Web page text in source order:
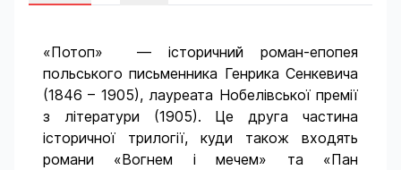
«Потоп» — історичний роман-епопея
польського письменника Генрика Сенкевича
(1846 – 1905), лауреата Нобелівської премії
з літератури (1905). Це друга частина
історичної трилогії, куди також входять
романи «Вогнем і мечем» та «Пан